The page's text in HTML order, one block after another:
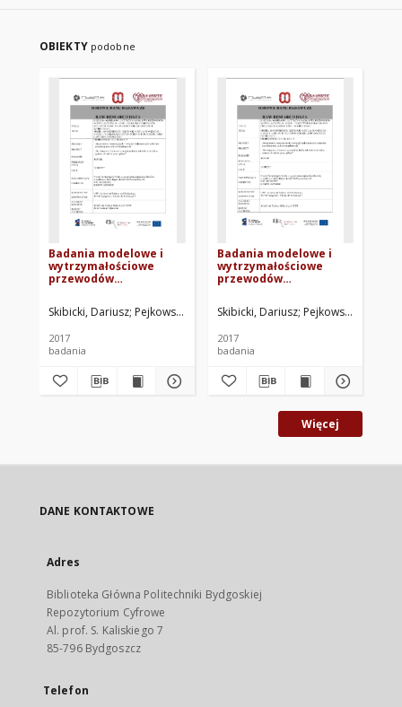
OBIEKTY podobne
Badania modelowe i
wytrzymałościowe
przewodów
4. Badania numeryczne
wytrzymałości
Skibicki, Dariusz Pejkowski, Łukasz
2017
badania
Badania modelowe i
wytrzymałościowe
przewodów
3. Badania numeryczne
wytrzymałości na
sejsmiczne i
wybuchoweowe
Skibicki, Dariusz Pejkowski, Łukasz
2017
badania
Więcej
DANE KONTAKTOWE
Adres
Biblioteka Główna Politechniki Bydgoskiej
Repozytorium Cyfrowe
Al. prof. S. Kaliskiego 7
85-796 Bydgoszcz
Telefon